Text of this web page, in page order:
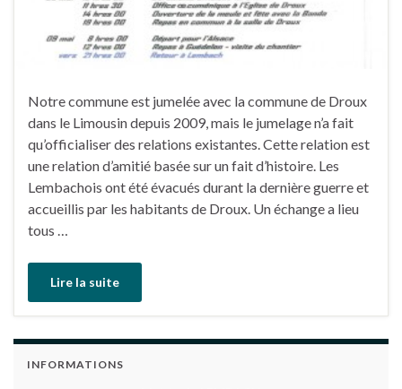
Notre commune est jumelée avec la commune de Droux
dans le Limousin depuis 2009, mais le jumelage n’a fait
qu’officialiser des relations existantes. Cette relation est
une relation d’amitié basée sur un fait d’histoire. Les
Lembachois ont été évacués durant la dernière guerre et
accueillis par les habitants de Droux. Un échange a lieu
tous …
Lire la suite
INFORMATIONS